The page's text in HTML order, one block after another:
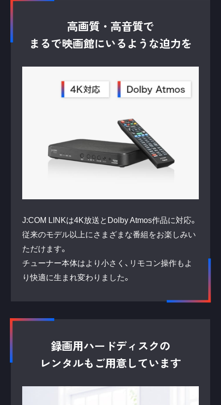
高画質・高音質で
まるで映画館にいるような迫力を
J:COM LINKは4K放送とDolby Atmos作品に対応。
従来のモデル以上にさまざまな番組をお楽しみい
ただけます。
チューナー本体はより小さく、リモコン操作もよ
り快適に生まれ変わりました。
録画用ハードディスクの
レンタルもご用意しています